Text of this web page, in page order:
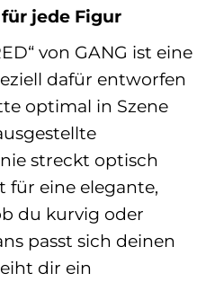
jede Figur
von GANG ist eine
dafür entworfen
optimal in Szene
streckt optisch
für eine elegante,
du kurvig oder
passt sich deinen
dir ein